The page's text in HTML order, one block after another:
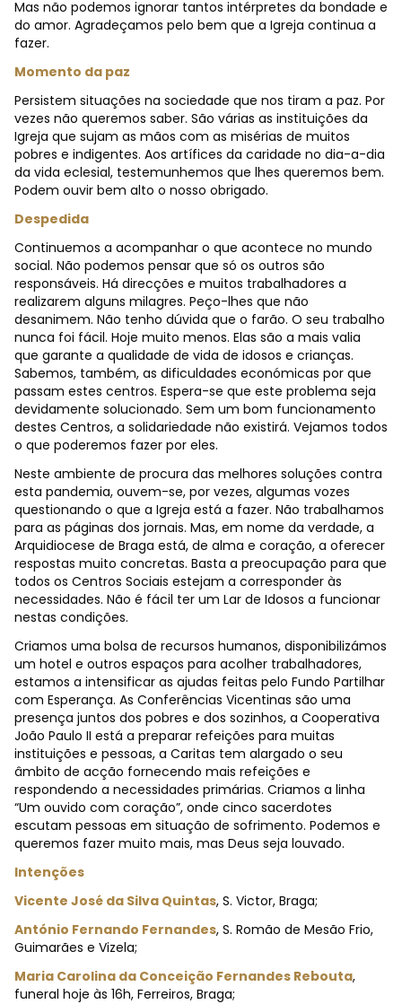
Mas não podemos ignorar tantos intérpretes da bondade e
do amor. Agradeçamos pelo bem que a Igreja continua a
fazer.
Momento da paz
Persistem situações na sociedade que nos tiram a paz. Por
vezes não queremos saber. São várias as instituições da
Igreja que sujam as mãos com as misérias de muitos
pobres e indigentes. Aos artífices da caridade no dia-a-dia
da vida eclesial, testemunhemos que lhes queremos bem.
Podem ouvir bem alto o nosso obrigado.
Despedida
Continuemos a acompanhar o que acontece no mundo
social. Não podemos pensar que só os outros são
responsáveis. Há direcções e muitos trabalhadores a
realizarem alguns milagres. Peço-lhes que não
desanimem. Não tenho dúvida que o farão. O seu trabalho
nunca foi fácil. Hoje muito menos. Elas são a mais valia
que garante a qualidade de vida de idosos e crianças.
Sabemos, também, as dificuldades económicas por que
passam estes centros. Espera-se que este problema seja
devidamente solucionado. Sem um bom funcionamento
destes Centros, a solidariedade não existirá. Vejamos todos
o que poderemos fazer por eles.
Neste ambiente de procura das melhores soluções contra
esta pandemia, ouvem-se, por vezes, algumas vozes
questionando o que a Igreja está a fazer. Não trabalhamos
para as páginas dos jornais. Mas, em nome da verdade, a
Arquidiocese de Braga está, de alma e coração, a oferecer
respostas muito concretas. Basta a preocupação para que
todos os Centros Sociais estejam a corresponder às
necessidades. Não é fácil ter um Lar de Idosos a funcionar
nestas condições.
Criamos uma bolsa de recursos humanos, disponibilizámos
um hotel e outros espaços para acolher trabalhadores,
estamos a intensificar as ajudas feitas pelo Fundo Partilhar
com Esperança. As Conferências Vicentinas são uma
presença juntos dos pobres e dos sozinhos, a Cooperativa
João Paulo II está a preparar refeições para muitas
instituições e pessoas, a Caritas tem alargado o seu
âmbito de acção fornecendo mais refeições e
respondendo a necessidades primárias. Criamos a linha
“Um ouvido com coração”, onde cinco sacerdotes
escutam pessoas em situação de sofrimento. Podemos e
queremos fazer muito mais, mas Deus seja louvado.
Intenções
Vicente José da Silva Quintas, S. Victor, Braga;
António Fernando Fernandes, S. Romão de Mesão Frio,
Guimarães e Vizela;
Maria Carolina da Conceição Fernandes Rebouta,
funeral hoje às 16h, Ferreiros, Braga;